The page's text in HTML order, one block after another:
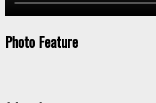
Photo Feature